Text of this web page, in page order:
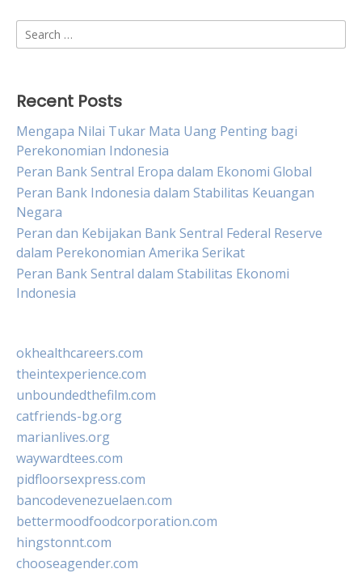
Search
for:
Recent Posts
Mengapa Nilai Tukar Mata Uang Penting bagi
Perekonomian Indonesia
Peran Bank Sentral Eropa dalam Ekonomi Global
Peran Bank Indonesia dalam Stabilitas Keuangan
Negara
Peran dan Kebijakan Bank Sentral Federal Reserve
dalam Perekonomian Amerika Serikat
Peran Bank Sentral dalam Stabilitas Ekonomi
Indonesia
okhealthcareers.com
theintexperience.com
unboundedthefilm.com
catfriends-bg.org
marianlives.org
waywardtees.com
pidfloorsexpress.com
bancodevenezuelaen.com
bettermoodfoodcorporation.com
hingstonnt.com
chooseagender.com